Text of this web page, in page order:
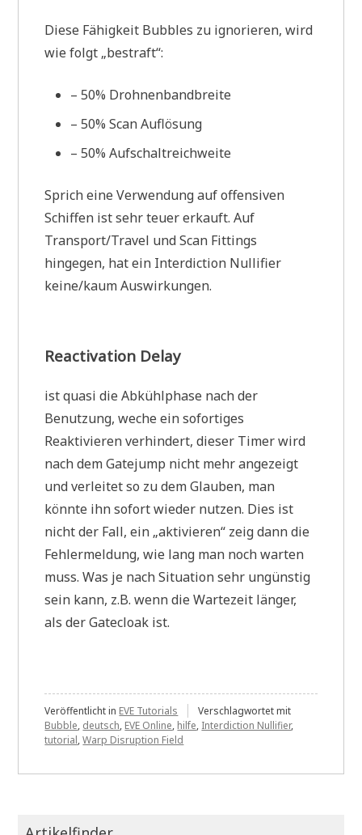
Diese Fähigkeit Bubbles zu ignorieren, wird
wie folgt „bestraft“:
– 50% Drohnenbandbreite
– 50% Scan Auflösung
– 50% Aufschaltreichweite
Sprich eine Verwendung auf offensiven
Schiffen ist sehr teuer erkauft. Auf
Transport/Travel und Scan Fittings
hingegen, hat ein Interdiction Nullifier
keine/kaum Auswirkungen.
Reactivation Delay
ist quasi die Abkühlphase nach der
Benutzung, weche ein sofortiges
Reaktivieren verhindert, dieser Timer wird
nach dem Gatejump nicht mehr angezeigt
und verleitet so zu dem Glauben, man
könnte ihn sofort wieder nutzen. Dies ist
nicht der Fall, ein „aktivieren“ zeig dann die
Fehlermeldung, wie lang man noch warten
muss. Was je nach Situation sehr ungünstig
sein kann, z.B. wenn die Wartezeit länger,
als der Gatecloak ist.
Veröffentlicht in EVE Tutorials
Verschlagwortet mit
Bubble, deutsch, EVE Online, hilfe, Interdiction Nullifier,
tutorial,Warp Disruption Field